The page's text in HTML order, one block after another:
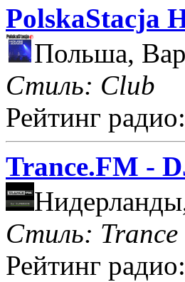
PolskaStacja
Польша,
Стиль: Club
Рейтинг
Trance.FM -
Стиль: Trance
Рейтинг